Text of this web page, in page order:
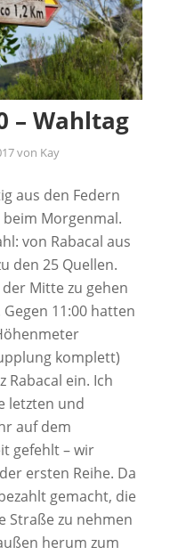
– Wahltag
von Kay
aus den Federn
Morgenmal.
von Rabacal aus
den 25 Quellen.
Mitte zu gehen
11:00 hatten
komplett)
Rabacal ein. Ich
letzten und
auf dem
gefehlt – wir
ersten Reihe. Da
gemacht, die
Straße zu nehmen
herum zum